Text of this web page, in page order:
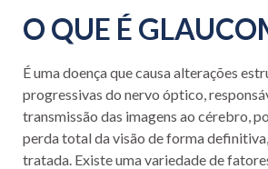
O QUE É
É uma doença que causa alterações
progressivas do nervo óptico,
transmissão das imagens ao cérebro,
perda total da visão de forma
tratada. Existe uma variedade de